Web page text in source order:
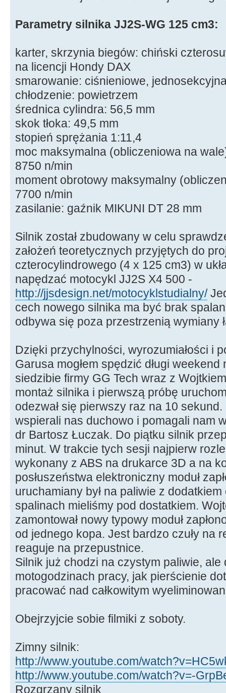
Parametry silnika JJ2S-WG 125 cm3:
karter, skrzynia biegów: chiński
na licencji Hondy DAX
smarowanie: ciśnieniowe,
chłodzenie: powietrzem
średnica cylindra: 56,5 mm
skok tłoka: 49,5 mm
stopień sprężania 1:11,4
moc maksymalna (obliczeniowa na
8750 n/min
moment obrotowy maksymalny
7700 n/min
zasilanie: gaźnik MIKUNI DT 28 mm
Silnik został zbudowany w celu
założeń teoretycznych przyjętych do
czterocylindrowego (4 x 125 cm3) w
napędzać motocykl JJ2S X4 500 -
http://jjsdesign.net/motocyklstudialny/
cech nowego silnika ma być brak
odbywa się poza przestrzenią wymiany
Dzięki przychylności, wyrozumiałości i
Garusa mogłem spędzić długi
siedzibie firmy GG Tech wraz z
montaż silnika i pierwszą próbę
odezwał się pierwszy raz na 10
wspierali nas duchowo i pomagali nam
dr Bartosz Łuczak. Do piątku silnik
minut. W trakcie tych sesji najpierw
wykonany z ABS na drukarce 3D a na
posłuszeństwa elektroniczny moduł
uruchamiany był na paliwie z
spalinach mieliśmy pod dostatkiem.
zamontował nowy typowy moduł
od jednego kopa. Jest bardzo czuły na
reaguje na przepustnice.
Silnik już chodzi na czystym paliwie, ale
motogodzinach pracy, jak pierścienie
pracować nad całkowitym
Obejrzyjcie sobie filmiki z soboty.
Zimny silnik:
http://www.youtube.com/
http://www.youtube.com/watch?v=-
Rozgrzany silnik